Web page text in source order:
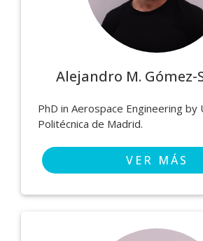
Alejandro M. Gómez-
PhD in Aerospace Engineering by
Politécnica de Madrid.
VER MÁS